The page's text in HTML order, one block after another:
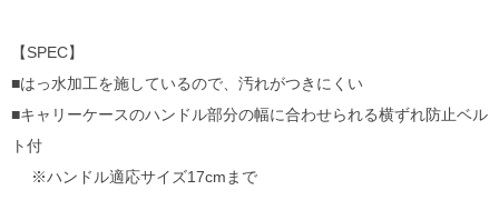
【SPEC】
■はっ水加工を施しているので、汚れがつきにくい
■キャリーケースのハンドル部分の幅に合わせられる横ずれ防止ベル
ト付
※ハンドル適応サイズ17cmまで